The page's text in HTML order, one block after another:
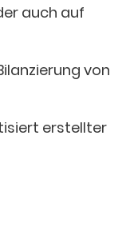
auch auf
von
erstellter